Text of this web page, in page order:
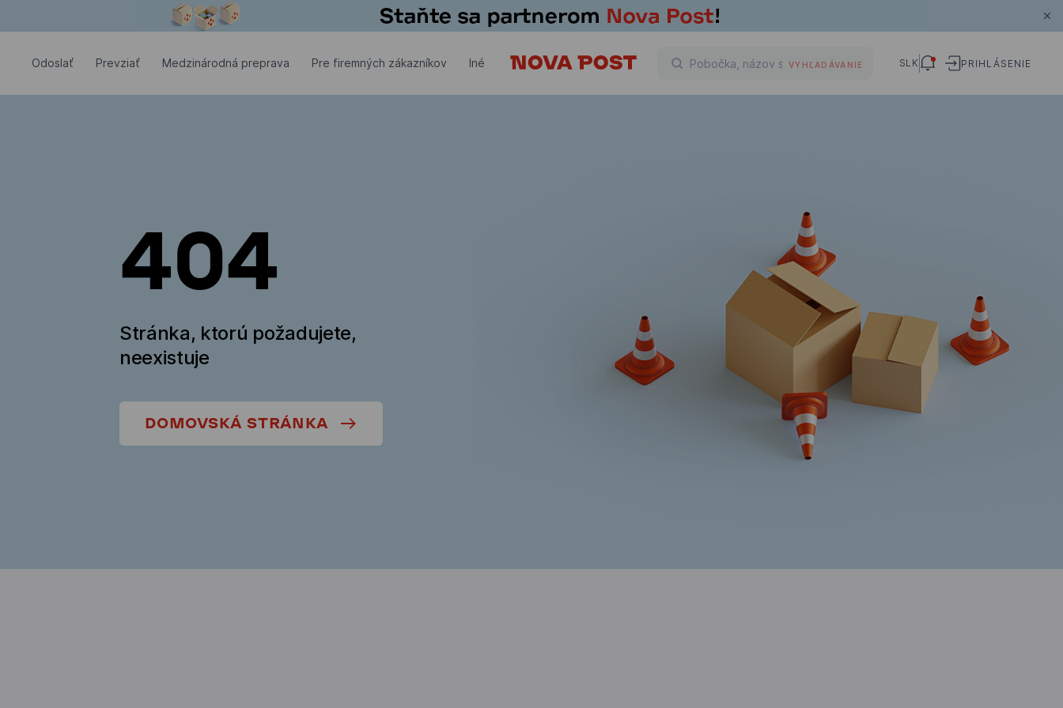
Odoslať Prevziať Medzinárodná preprava Pre firemných zákazníkov Iné VYHĽADÁVANIE SLK PRIHLÁSENIE
404
Stránka, ktorú požadujete,
neexistuje
DOMOVSKÁ STRÁNKA